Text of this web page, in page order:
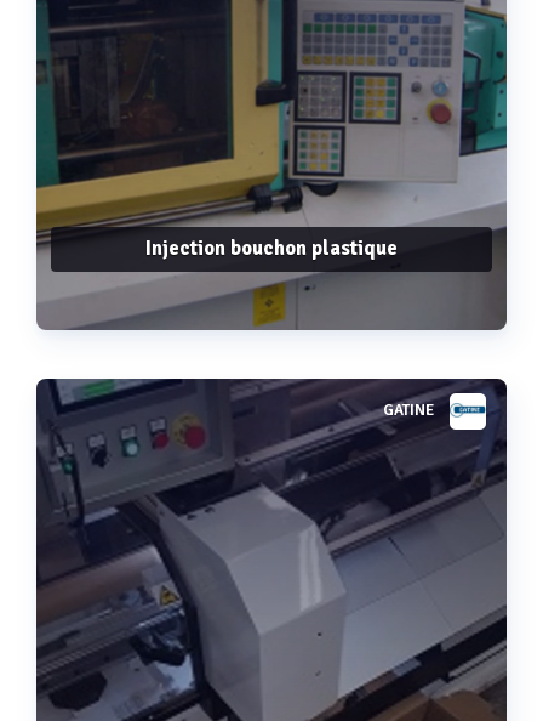
Injection bouchon plastique
GATINE